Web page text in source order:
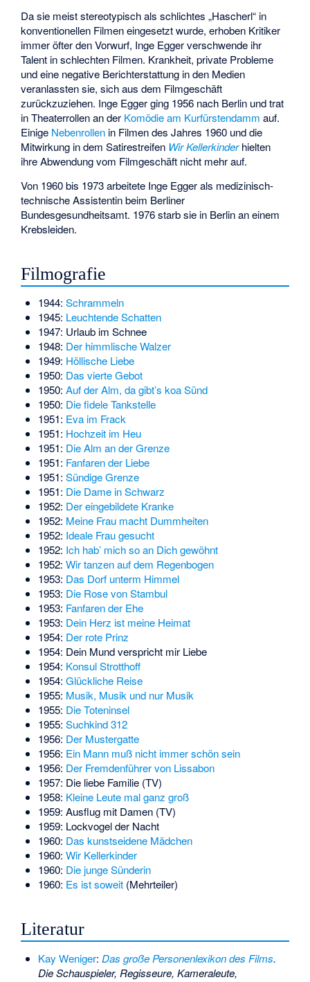
Da sie meist stereotypisch als schlichtes „Hascherl“ in
konventionellen Filmen eingesetzt wurde, erhoben Kritiker
immer öfter den Vorwurf, Inge Egger verschwende ihr
Talent in schlechten Filmen. Krankheit, private Probleme
und eine negative Berichterstattung in den Medien
veranlassten sie, sich aus dem Filmgeschäft
zurückzuziehen. Inge Egger ging 1956 nach Berlin und trat
in Theaterrollen an der Komödie am Kurfürstendamm auf.
Einige Nebenrollen in Filmen des Jahres 1960 und die
Mitwirkung in dem Satirestreifen Wir Kellerkinderhielten
ihre Abwendung vom Filmgeschäft nicht mehr auf.
Von 1960 bis 1973 arbeitete Inge Egger als medizinisch-
technische Assistentinbeim Berliner
Bundesgesundheitsamt. 1976 starb sie in Berlin an einem
Krebsleiden.
Filmografie
1944: Schrammeln
1945: Leuchtende Schatten
1947: Urlaub im Schnee
1948: Der himmlische Walzer
1949: Höllische Liebe
1950: Das vierte Gebot
1950: Auf der Alm, da gibt’s koa Sünd
1950: Die fidele Tankstelle
1951: Eva im Frack
1951: Hochzeit im Heu
1951: Die Alm an der Grenze
1951: Fanfaren der Liebe
1951: Sündige Grenze
1951: Die Dame in Schwarz
1952: Der eingebildete Kranke
1952: Meine Frau macht Dummheiten
1952: Ideale Frau gesucht
1952: Ich hab’ mich so an Dich gewöhnt
1952: Wir tanzen auf dem Regenbogen
1953: Das Dorf unterm Himmel
1953: Die Rose von Stambul
1953: Fanfaren der Ehe
1953: Dein Herz ist meine Heimat
1954: Der rote Prinz
1954: Dein Mund verspricht mir Liebe
1954: Konsul Strotthoff
1954: Glückliche Reise
1955: Musik, Musik und nur Musik
1955: Die Toteninsel
1955: Suchkind 312
1956: Der Mustergatte
1956: Ein Mann muß nicht immer schön sein
1956: Der Fremdenführer von Lissabon
1957: Die liebe Familie (TV)
1958: Kleine Leute mal ganz groß
1959: Ausflug mit Damen (TV)
1959: Lockvogel der Nacht
1960: Das kunstseidene Mädchen
1960: Wir Kellerkinder
1960: Die junge Sünderin
1960: Es ist soweit(Mehrteiler)
Literatur
Kay Weniger: Das große Personenlexikon des Films.
Die Schauspieler, Regisseure, Kameraleute,